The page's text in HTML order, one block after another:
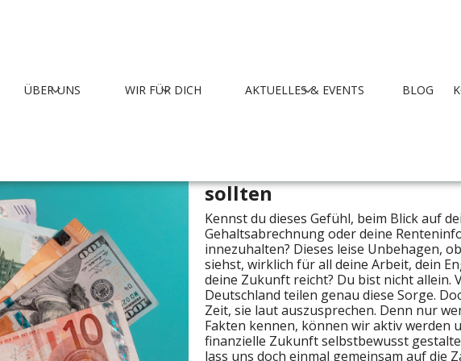
ÜBER UNS WIR FÜR DICH AKTUELLES & EVENTS BLOG
BEGINNT MIT WISSEN
Petereit - Finanzexpertin, Gründerin von Sebele Coaching &
sollten
Kennst du dieses Gefühl, beim Blick auf
Gehaltsabrechnung oder deine
innezuhalten? Dieses leise Unbehagen,
siehst, wirklich für all deine Arbeit, dein
deine Zukunft reicht? Du bist nicht allein.
Deutschland teilen genau diese Sorge.
Zeit, sie laut auszusprechen. Denn nur
Fakten kennen, können wir aktiv werden
finanzielle Zukunft selbstbewusst
lass uns doch einmal gemeinsam auf die